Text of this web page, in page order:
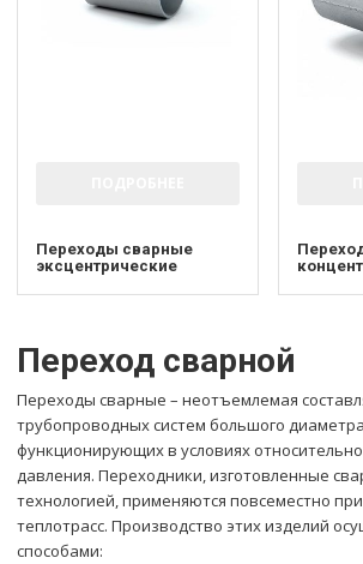
Переходы сварные
эксцентрические
Переход сварной
Переходы сварные – неотъемлемая
трубопроводных систем большого
функционирующих в условиях
давления. Переходники, изготовленные
технологией, применяются повсеместно
теплотрасс. Производство этих изделий
способами: